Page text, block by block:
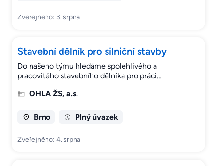
Zveřejněno: 3. srpna
Stavební dělník pro silniční stavby
Do našeho týmu hledáme spolehlivého a
pracovitého stavebního dělníka pro práci…
OHLA ŽS, a.s.
Brno Plný úvazek
Zveřejněno: 4. srpna